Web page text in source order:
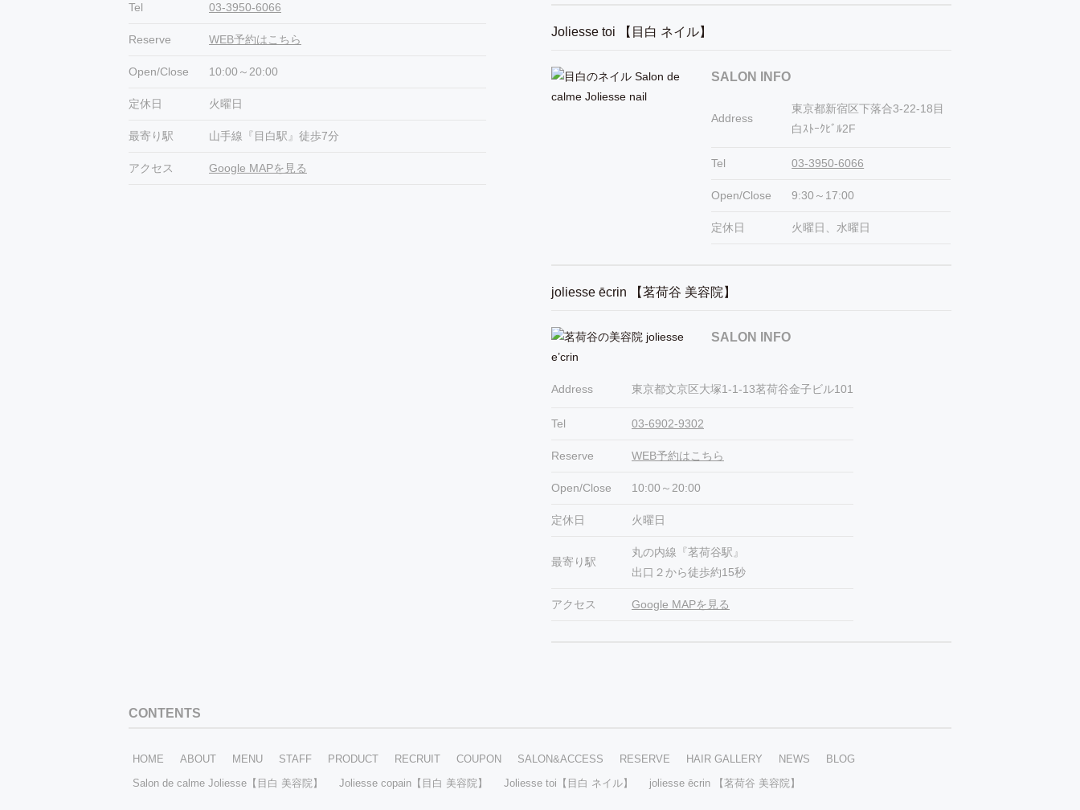
Tel 03-3950-6066
Reserve WEB予約はこちら
Open/Close 10:00～20:00
定休日 火曜日
最寄り駅 山手線『目白駅』徒歩7分
アクセス Google MAPを見る
Joliesse toi 【目白 ネイル】
SALON INFO
Address
東京都新宿区下落合3-22-18目
白ｽﾄｰｸﾋﾞﾙ2F
Tel 03-3950-6066
Open/Close 9:30～17:00
定休日 火曜日、水曜日
joliesse ēcrin 【茗荷谷 美容院】
SALON INFO
Address 東京都文京区大塚1-1-13茗荷谷金子ビル101
Tel 03-6902-9302
Reserve WEB予約はこちら
Open/Close 10:00～20:00
定休日 火曜日
最寄り駅
丸の内線『茗荷谷駅』
出口２から徒歩約15秒
アクセス Google MAPを見る
CONTENTS
HOME ABOUT MENU STAFF PRODUCT RECRUIT COUPON SALON&ACCESS RESERVE HAIR GALLERY NEWS
BLOG
Salon de calme Joliesse【目白 美容院】
Joliesse copain【目白 美容院】 Joliesse toi【目白 ネイル】 joliesse ēcrin 【茗荷谷 美容院】